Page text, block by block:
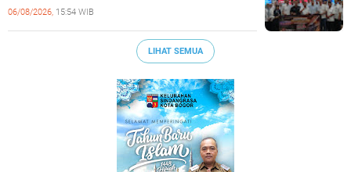
06/08/2026, 15:54 WIB
LIHAT SEMUA